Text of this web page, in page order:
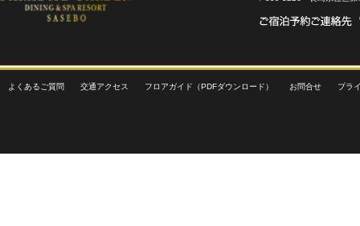
よくあるご質問 交通アクセス フロアガイド（PDFダウンロード） お問合せ プラ